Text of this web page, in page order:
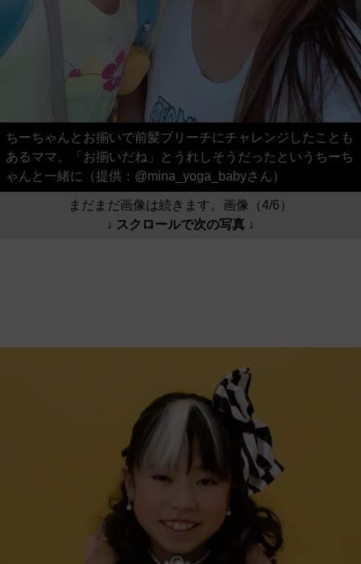
ちーちゃんとお揃いで前髪ブリーチにチャレンジしたことも
あるママ。「お揃いだね」とうれしそうだったというちーち
ゃんと一緒に（提供：@mina_yoga_babyさん）
まだまだ画像は続きます。画像（4/6）
↓ スクロールで次の写真 ↓